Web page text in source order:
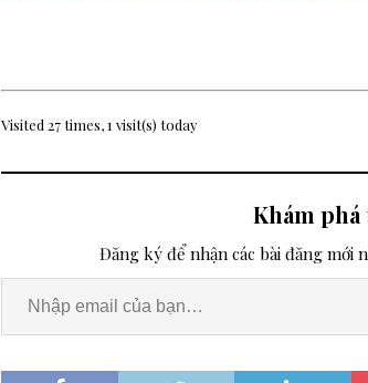
Visited 27 times, 1 visit(s) today
Khám
Đăng ký để nhận các bài đăng mới